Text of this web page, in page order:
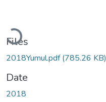
Loading...
Files
2018Yumul.pdf(785.26 KB)
Date
2018